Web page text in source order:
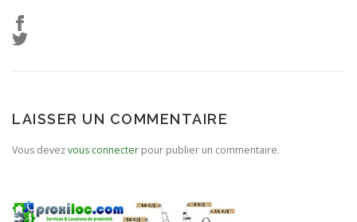
LAISSER UN COMMENTAIRE
Vous devezvous connecter pour publier un commentaire.